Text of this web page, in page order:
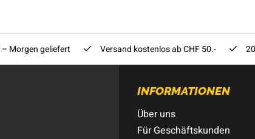
Morgen geliefert Versand kostenlos ab CHF 50.-
INFORMATIONEN
Über uns
Für Geschäftskunden